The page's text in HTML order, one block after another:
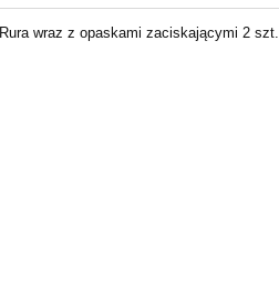
Rura wraz z opaskami zaciskającymi 2 szt.